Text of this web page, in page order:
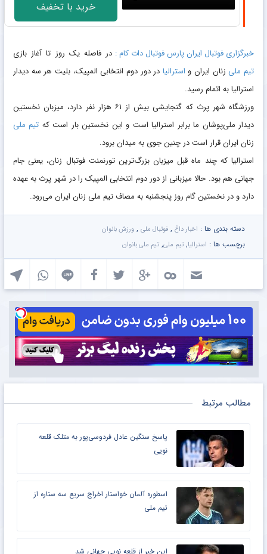
خرید با تخفیف
خبرگزاری فوتبال ایران پارس فوتبال دات کام : در فاصله یک روز تا آغاز بازی
تیم ملی زنان ایران و استرالیا در دور دوم انتخابی المپیک، بلیت هر سه دیدار
استرالیا به اتمام رسید.
ورزشگاه شهر پرث که گنجایشی بیش از ۶۱ هزار نفر دارد، میزبان نخستین
دیدار ملی‌‌پوشان ما برابر استرالیا است و این نخستین بار است که تیم ملی
زنان ایران قرار است در چنین جوی به میدان برود.
استرالیا که چند ماه قبل میزبان بزرگ‌ترین تورنمنت فوتبال زنان، یعنی جام
جهانی هم بود. حالا میزبانی از دور دوم انتخابی المپیک را در شهر پرث به عهده
دارد و در نخستین گام روز پنجشنبه به مصاف تیم ملی زنان ایران می‌رود.
دسته بندی ها : اخبار داغ , فوتبال ملی , ورزش بانوان
برچسب ها : استرالیا, تیم ملی, تیم ملی بانوان
مطالب مرتبط
پاسخ سنگین عادل فردوسی‌پور به متلک قلعه
نویی
اسطوره آلمان خواستار اخراج سریع سه ستاره از
تیم ملی
این خبر از قلعه نویی جهانی شد